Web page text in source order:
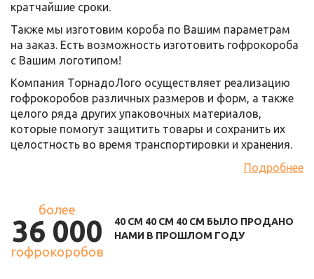
кратчайшие сроки.
Также мы изготовим короба по Вашим параметрам
на заказ. Есть возможность изготовить гофрокороба
с Вашим логотипом!
Компания ТорнадоЛого осуществляет реализацию
гофрокоробов различных размеров и форм, а также
целого ряда других упаковочных материалов,
которые помогут защитить товары и сохранить их
целостность во время транспортировки и хранения.
Подробнее
более
36 000
гофрокоробов
40 СМ 40 СМ 40 СМ БЫЛО ПРОДАНО
НАМИ В ПРОШЛОМ ГОДУ